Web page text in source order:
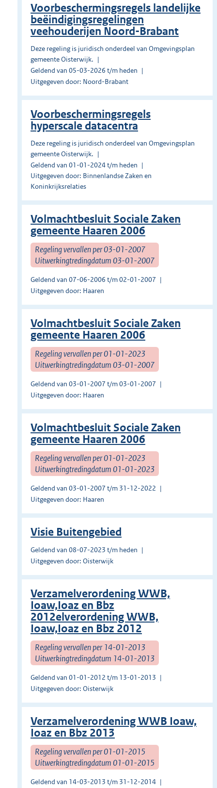
Voorbeschermingsregels landelijke
beëindigingsregelingen
veehouderijen Noord-Brabant
Deze regeling is juridisch onderdeel van Omgevingsplan
gemeente Oisterwijk.
Geldend van 05-03-2026 t/m heden
Uitgegeven door: Noord-Brabant
Voorbeschermingsregels
hyperscale datacentra
Deze regeling is juridisch onderdeel van Omgevingsplan
gemeente Oisterwijk.
Geldend van 01-01-2024 t/m heden
Uitgegeven door: Binnenlandse Zaken en
Koninkrijksrelaties
Volmachtbesluit Sociale Zaken
gemeente Haaren 2006
Regeling vervallen per 03-01-2007
Uitwerkingtredingdatum 03-01-2007
Geldend van 07-06-2006 t/m 02-01-2007
Uitgegeven door: Haaren
Volmachtbesluit Sociale Zaken
gemeente Haaren 2006
Regeling vervallen per 01-01-2023
Uitwerkingtredingdatum 03-01-2007
Geldend van 03-01-2007 t/m 03-01-2007
Uitgegeven door: Haaren
Volmachtbesluit Sociale Zaken
gemeente Haaren 2006
Regeling vervallen per 01-01-2023
Uitwerkingtredingdatum 01-01-2023
Geldend van 03-01-2007 t/m 31-12-2022
Uitgegeven door: Haaren
Visie Buitengebied
Geldend van 08-07-2023 t/m heden
Uitgegeven door: Oisterwijk
Verzamelverordening WWB,
Ioaw,Ioaz en Bbz
2012elverordening WWB,
Ioaw,Ioaz en Bbz 2012
Regeling vervallen per 14-01-2013
Uitwerkingtredingdatum 14-01-2013
Geldend van 01-01-2012 t/m 13-01-2013
Uitgegeven door: Oisterwijk
Verzamelverordening WWB Ioaw,
Ioaz en Bbz 2013
Regeling vervallen per 01-01-2015
Uitwerkingtredingdatum 01-01-2015
Geldend van 14-03-2013 t/m 31-12-2014